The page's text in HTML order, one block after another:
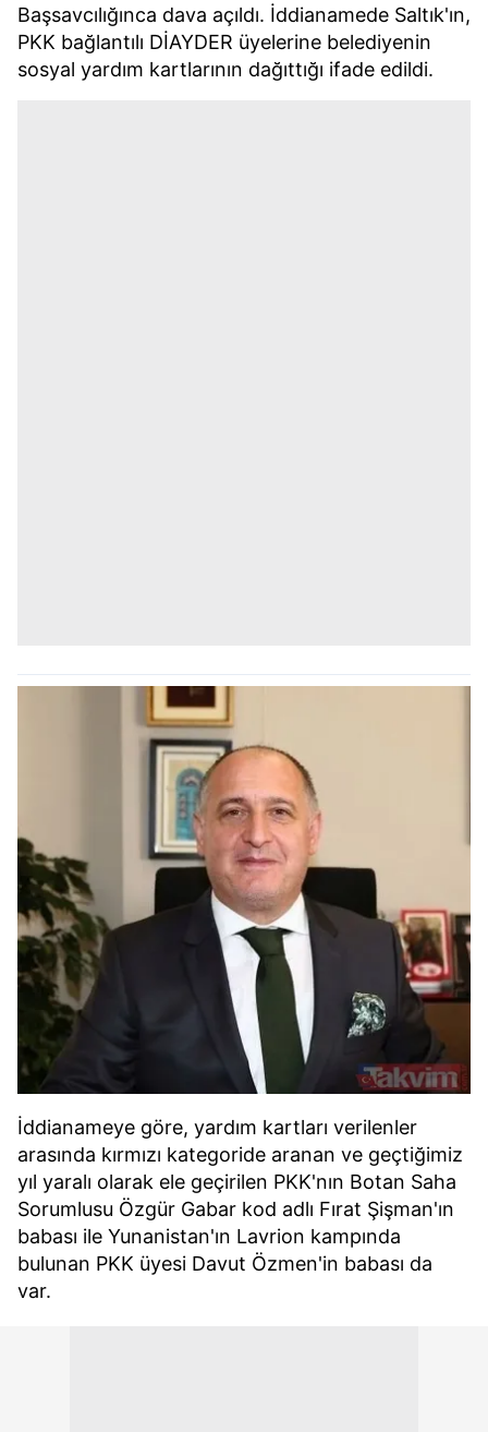
Başsavcılığınca dava açıldı. İddianamede Saltık'ın,
PKK bağlantılı DİAYDER üyelerine belediyenin
sosyal yardım kartlarının dağıttığı ifade edildi.
İddianameye göre, yardım kartları verilenler
arasında kırmızı kategoride aranan ve geçtiğimiz
yıl yaralı olarak ele geçirilen PKK'nın Botan Saha
Sorumlusu Özgür Gabar kod adlı Fırat Şişman'ın
babası ile Yunanistan'ın Lavrion kampında
bulunan PKK üyesi Davut Özmen'in babası da
var.